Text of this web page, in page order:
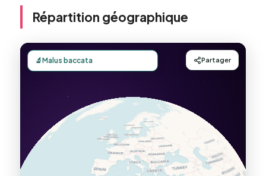
Répartition géographique